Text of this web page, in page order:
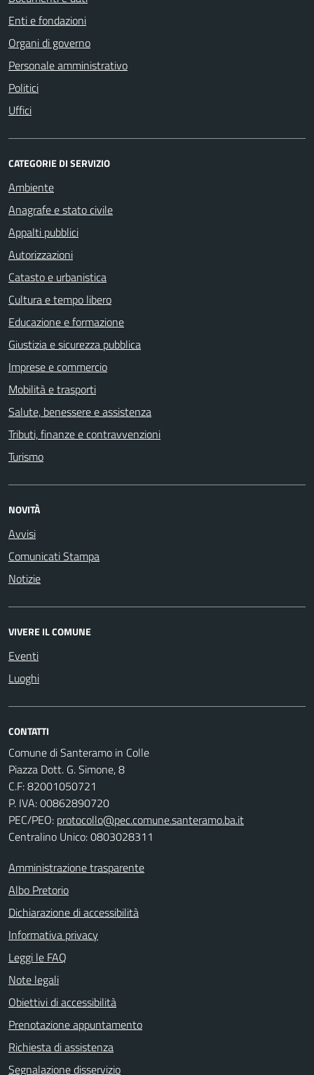
Enti e fondazioni
Organi di governo
Personale amministrativo
Politici
Uffici
CATEGORIE DI SERVIZIO
Ambiente
Anagrafe e stato civile
Appalti pubblici
Autorizzazioni
Catasto e urbanistica
Cultura e tempo libero
Educazione e formazione
Giustizia e sicurezza pubblica
Imprese e commercio
Mobilità e trasporti
Salute, benessere e assistenza
Tributi, finanze e contravvenzioni
Turismo
NOVITÀ
Avvisi
Comunicati Stampa
Notizie
VIVERE IL COMUNE
Eventi
Luoghi
CONTATTI
Comune di Santeramo in Colle
Piazza Dott. G. Simone, 8
C.F:82001050721
P. IVA:00862890720
PEC/PEO: protocollo@pec.comune.santeramo.ba.it
Centralino Unico: 0803028311
Amministrazione trasparente
Albo Pretorio
Dichiarazione di accessibilità
Informativa privacy
Leggi le FAQ
Note legali
Obiettivi di accessibilità
Prenotazione appuntamento
Richiesta di assistenza
Segnalazione disservizio